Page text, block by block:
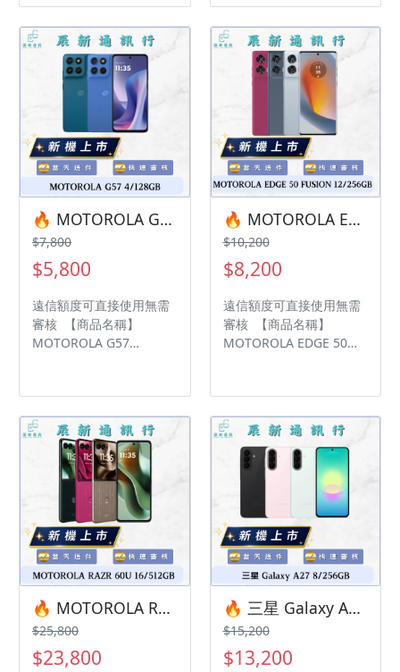
題都歡迎洽群官方LINE：
@kjg6280d • 七日鑑賞期
內，如商品有問題，請盡
速向我們告知並且協助處
理 • 全新品為原廠保固一
年 • 店家擁有隨時修改、
變更、暫停活動之權利 下
單前請先私訊和加LINE來
幫您安排快速審核及回報
審核進度 LINE
ID:@kjg6280d 大呼小叫
辰通訊行 雲林縣虎尾鎮林
森路二段200號 電話:05-
6339809 在地經營12年店
家 GOOGLE 評價5顆星
歡迎洽群官方LINE：
@kjg6280d • 七日鑑賞期
內，如商品有問題，請盡
速向我們告知並且協助處
理 • 全新品為原廠保固一
年 • 店家擁有隨時修改、
變更、暫停活動之權利 下
單前請先私訊和加LINE來
幫您安排快速審核及回報
審核進度 LINE
ID:@kjg6280d 大呼小叫
辰通訊行 雲林縣虎尾鎮林
森路二段200號 電話:05-
6339809 在地經營12年店
家 GOOGLE 評價5顆星
🔥 MOTOROLA G57 4/128GB 有額度快速過件 🎯 想換新機？現在就是最佳時機！現貨當天審件當天過件即可以馬上寄出
$7,800
$5,800
遠信額度可直接使用無需
審核 【商品名稱】
MOTOROLA G57
有任何問題都歡迎洽群官
方LINE：@kjg6280d • 七
日鑑賞期內，如商品有問
題，請盡速向我們告知並
且協助處理 • 全新品為原
廠保固一年，中古機店家
保固15天 • 店家擁有隨時
修改、變更、暫停活動之
權利 下單前請先私訊和加
LINE來幫您安排快速審核
及回報審核進度 LINE
ID:@kjg6280d 大呼小叫
辰通訊行 雲林縣虎尾鎮林
森路二段200號 電話:05-
6339809 在地經營12年店
🔥 MOTOROLA EDGE 50 FUSION 12/256GB 有額度快速過件 🎯 想換新機？現在就是最佳時機！現貨當天審件當天過件即可以馬上寄出
$10,200
$8,200
遠信額度可直接使用無需
審核 【商品名稱】
MOTOROLA EDGE 50
意事項 ‼️ • 有任何問題都
歡迎洽群官方LINE：
@kjg6280d • 七日鑑賞期
內，如商品有問題，請盡
速向我們告知並且協助處
理 • 全新品為原廠保固一
年，中古機店家保固15天
• 店家擁有隨時修改、變
更、暫停活動之權利 下單
前請先私訊和加LINE來幫
您安排快速審核及回報審
核進度 LINE
ID:@kjg6280d 大呼小叫
辰通訊行 雲林縣虎尾鎮林
森路二段200號 電話:05-
🔥 MOTOROLA RAZR 60 ULTRA 16/512GB 有額度快速過件 🎯 想換新機？現在就是最佳時機！現貨當天審件當天過件即可以馬上寄出
$25,800
$23,800
🔥 三星 Galaxy A27 8/256GB 有額度快速過件 🎯 想換新機？現在就是最佳時機！現貨當天審件當天過件即可以馬上寄出
$15,200
$13,200